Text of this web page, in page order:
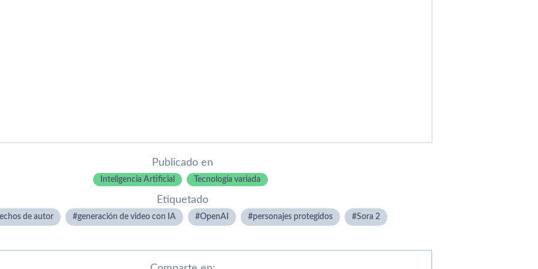
Publicado en
Inteligencia Artificial Tecnología variada
Etiquetado
de autor generación de video con IA OpenAI personajes protegidos Sora 2